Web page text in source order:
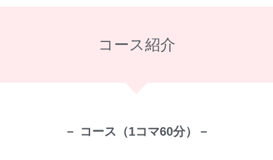
コース紹介
－ コース（1コマ60分）－